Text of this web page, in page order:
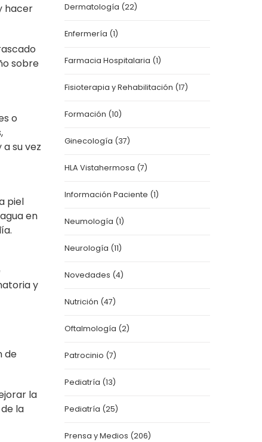
hacer
sobre
o
su vez
piel
en
y
de
la
la
Dermatología (22)
Enfermería (1)
Farmacia Hospitalaria (1)
Fisioterapia y Rehabilitación (17)
Formación (10)
Ginecología (37)
HLA Vistahermosa (7)
Información Paciente (1)
Neumología (1)
Neurología (11)
Novedades (4)
Nutrición (47)
Oftalmología (2)
Patrocinio (7)
Pediatría (13)
Pediatría (25)
Prensa y Medios (206)